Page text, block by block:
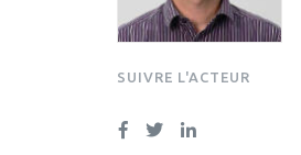
SUIVRE L'ACTEUR